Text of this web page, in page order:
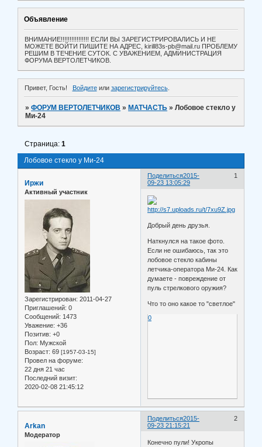
Объявление
ВНИМАНИЕ!!!!!!!!!!!!!!!! ЕСЛИ ВЫ ЗАРЕГИСТРИРОВАЛИСЬ И НЕ
МОЖЕТЕ ВОЙТИ ПИШИТЕ НА АДРЕС, kirill83s-pb@mail.ru ПРОБЛЕМУ
РЕШИМ В ТЕЧЕНИЕ СУТОК. С УВАЖЕНИЕМ, АДМИНИСТРАЦИЯ
ФОРУМА ВЕРТОЛЕТЧИКОВ.
Привет, Гость! Войдитеили зарегистрируйтесь.
»ФОРУМ ВЕРТОЛЕТЧИКОВ » МАТЧАСТЬ »Лобовое стекло у
Ми-24
Лобовое стекло у Ми-24
Страница:1
Поделиться 1
2015-
09-23 13:05:29
Иржи
Активный участник
Зарегистрирован: 2011-04-27
Приглашений: 0
Сообщений: 1473
Уважение: +36
Позитив: +0
Пол: Мужской
Возраст: 69 [1957-03-15]
Провел на форуме:
22 дня 21 час
Последний визит:
2020-02-08 21:45:12
Добрый день друзья.
Наткнулся на такое фото.
Если не ошибаюсь, так это
лобовое стекло кабины
летчика-оператора Ми-24. Как
думаете - повреждение от
пуль стрелкового оружия?
Что то оно какое то "светлое"
0
Поделиться 2
2015-
09-23 21:15:21
Arkan
Модератор
Конечно пули! Укропы